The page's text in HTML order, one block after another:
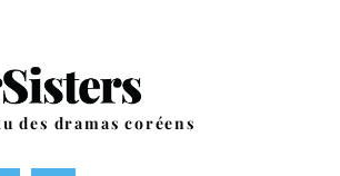
des dramas coréens